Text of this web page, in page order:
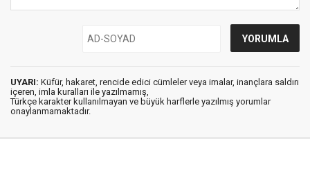
UYARI: Küfür, hakaret, rencide edici cümleler veya imalar, inançlara saldırı
içeren, imla kuralları ile yazılmamış,
Türkçe karakter kullanılmayan ve büyük harflerle yazılmış yorumlar
onaylanmamaktadır.